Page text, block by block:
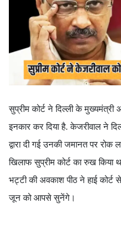
सुप्रीम कोर्ट ने दिल्ली के
इनकार कर दिया है. केजरीवाल ने
द्वारा दी गई उनकी जमानत पर
खिलाफ सुप्रीम कोर्ट का रुख किया
भट्टी की अवकाश पीठ ने हाई
जून को आपसे सुनेंगे।